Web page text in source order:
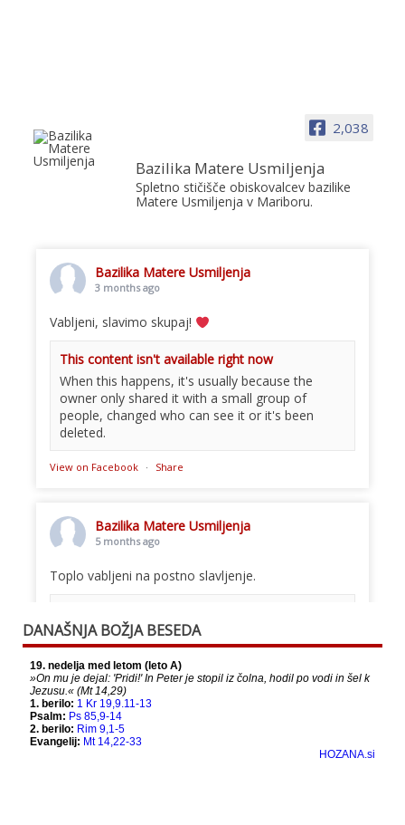
2,038
Bazilika Matere Usmiljenja
Spletno stičišče obiskovalcev bazilike
Matere Usmiljenja v Mariboru.
Bazilika Matere Usmiljenja
3 months ago
Vabljeni, slavimo skupaj!
This content isn't available right now
When this happens, it's usually because the
owner only shared it with a small group of
people, changed who can see it or it's been
deleted.
View on Facebook · Share
Bazilika Matere Usmiljenja
5 months ago
Toplo vabljeni na postno slavljenje.
When this happens, it's usually because the
owner only shared it with a small group of
people, changed who can see it or it's been
deleted.
View on Facebook
DANAŠNJA BOŽJA BESEDA